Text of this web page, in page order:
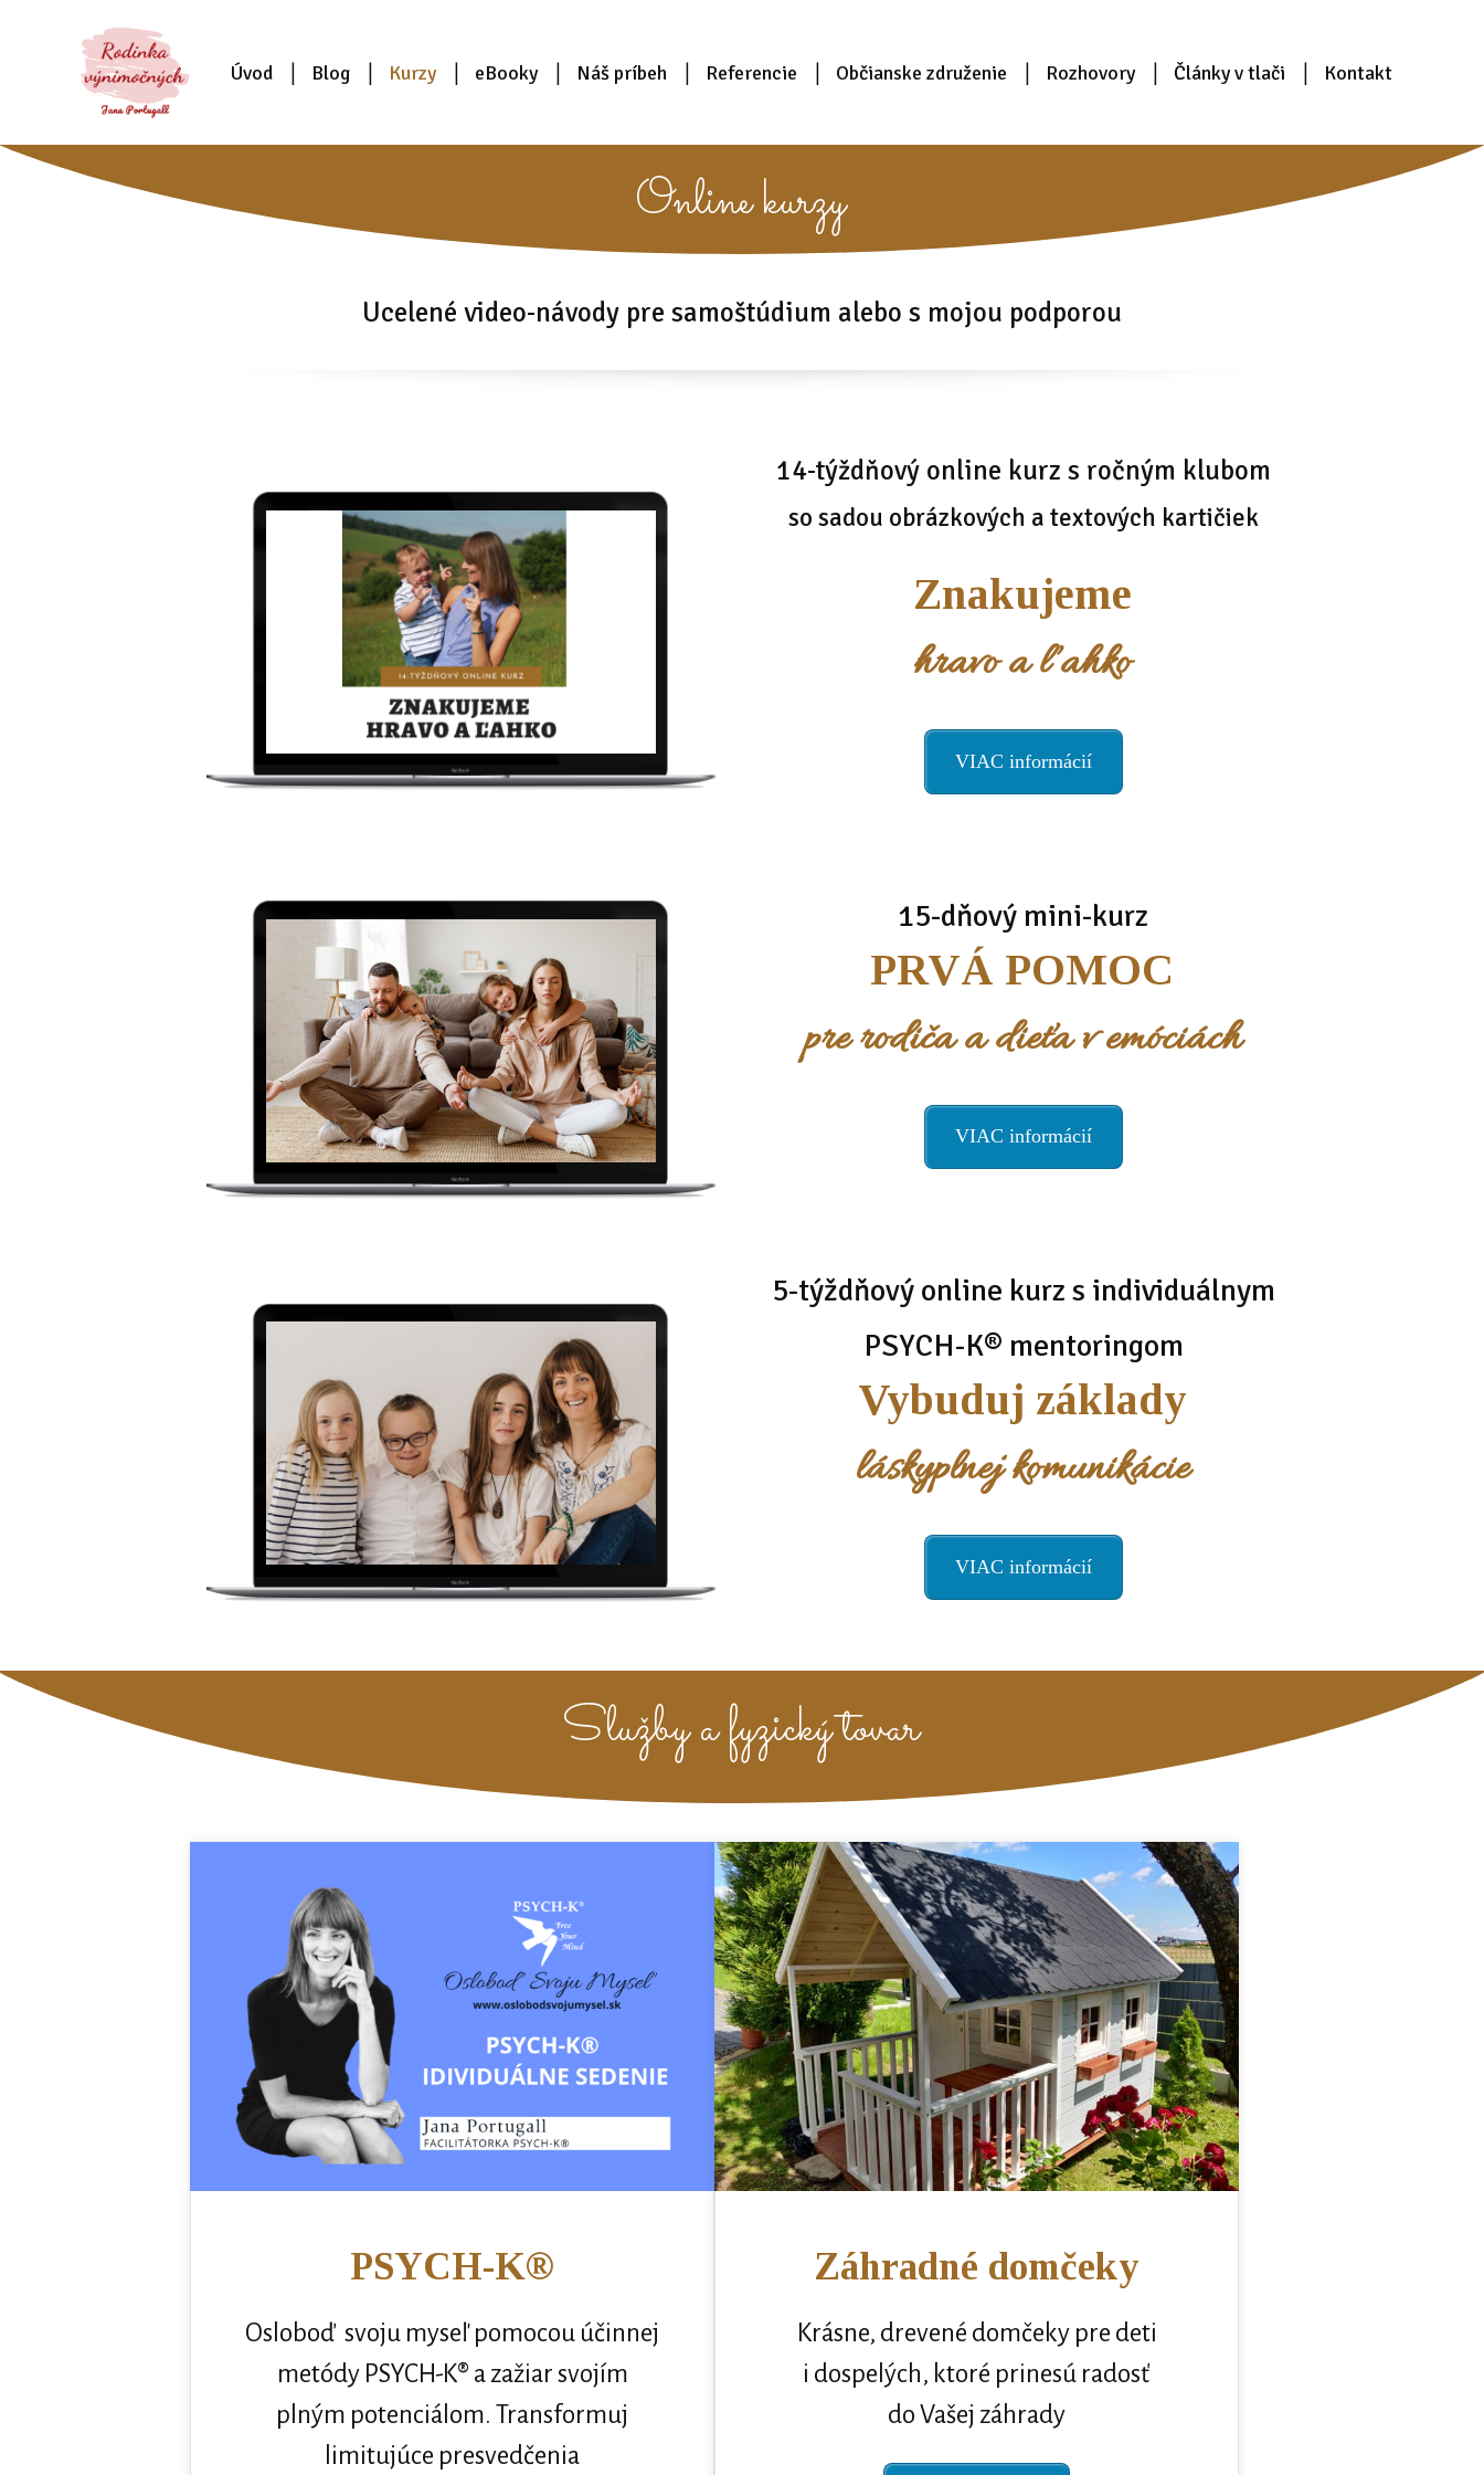
Úvod Blog Kurzy eBooky Náš príbeh Referencie Občianske združenie Rozhovory Články v tlači Kontakt
Online kurzy
Ucelené video-návody pre samoštúdium alebo s mojou podporou
14-týždňový online kurz s ročným klubom
so sadou obrázkových a textových kartičiek
Znakujeme
hravo a ľahko
VIAC informácií
15-dňový mini-kurz
PRVÁ POMOC
pre rodiča a dieťa v emóciách
VIAC informácií
5-týždňový online kurz s individuálnym
PSYCH-K® mentoringom
Vybuduj základy
láskyplnej komunikácie
VIAC informácií
Služby a fyzický tovar
PSYCH-K®
Osloboď svoju myseľ pomocou účinnej
metódy PSYCH-K® a zažiar svojím
plným potenciálom. Transformuj
limitujúce presvedčenia
Záhradné domčeky
Krásne, drevené domčeky pre deti
i dospelých, ktoré prinesú radosť
do Vašej záhrady